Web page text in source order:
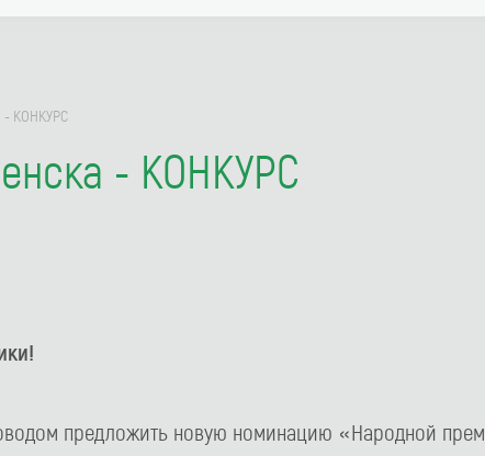
- КОНКУРС
- КОНКУРС
предложить новую номинацию «Народной